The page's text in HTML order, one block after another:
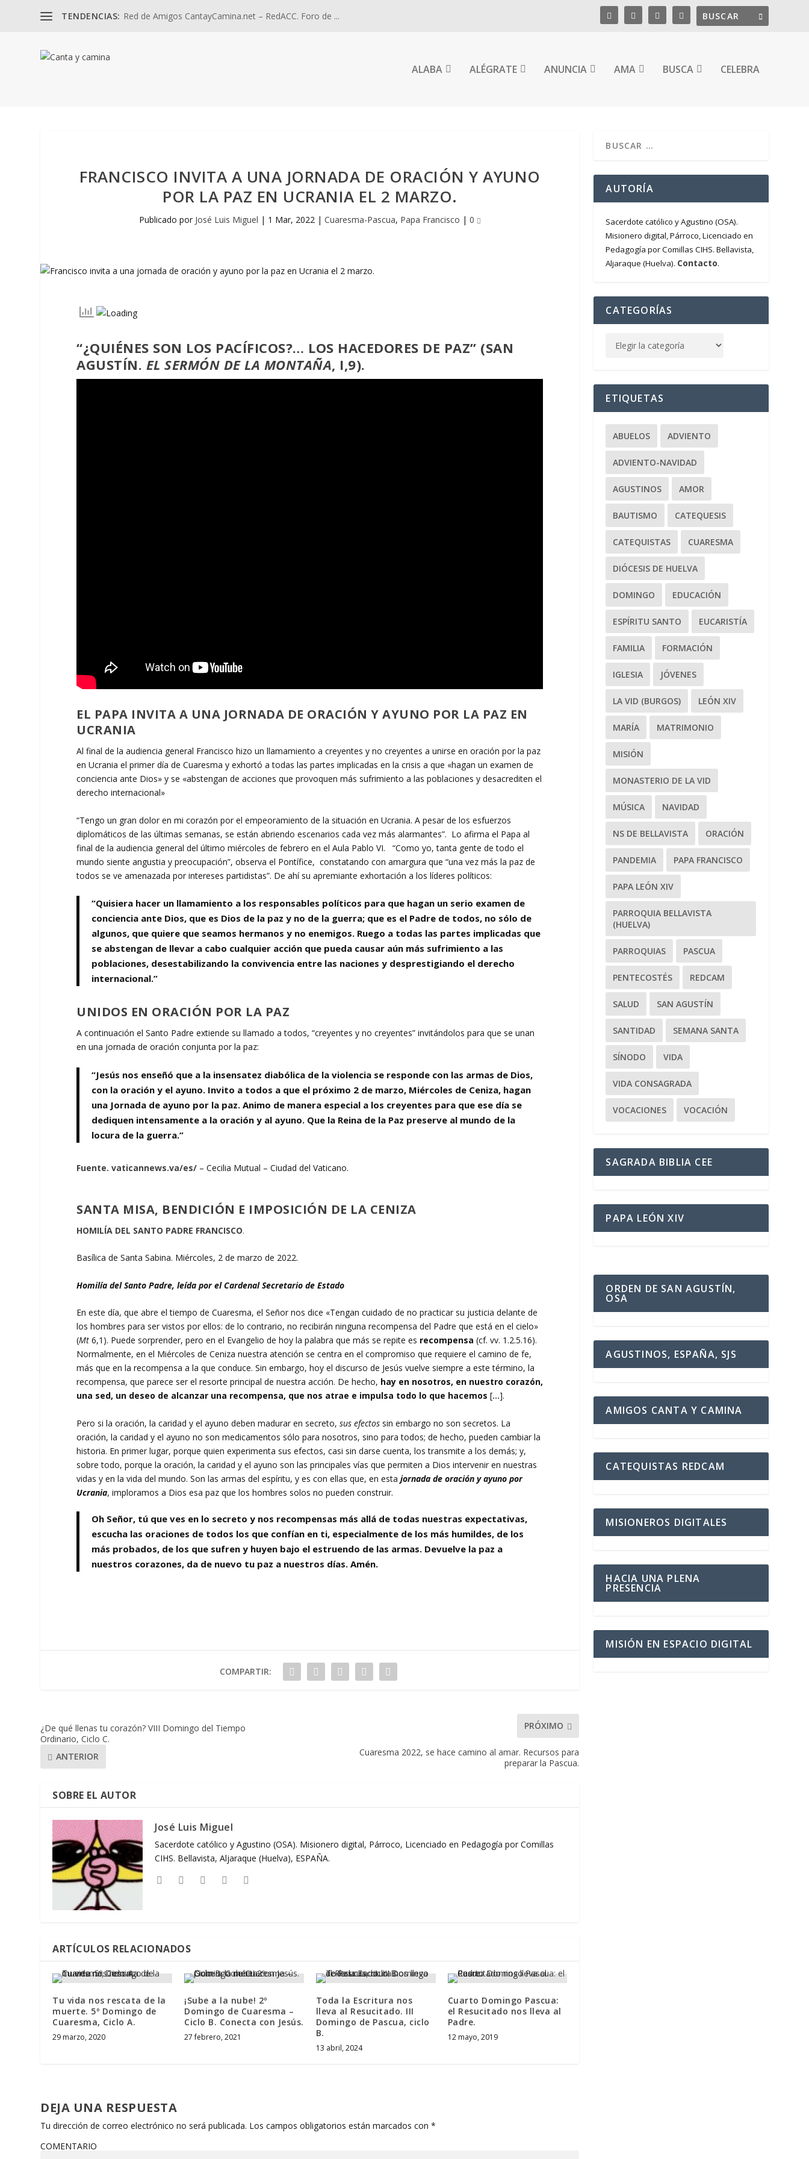
TENDENCIAS: Red de Amigos CantayCamina.net – RedACC. Foro de ...
ALABA ALÉGRATE ANUNCIA AMA BUSCA CELEBRA
FRANCISCO INVITA A UNA JORNADA DE ORACIÓN Y AYUNO
POR LA PAZ EN UCRANIA EL 2 MARZO.
Publicado por José Luis Miguel | 1 Mar, 2022| Cuaresma-Pascua, Papa Francisco | 0
“¿QUIÉNES SON LOS PACÍFICOS?… LOS HACEDORES DE PAZ” (SAN
AGUSTÍN. EL SERMÓN DE LA MONTAÑA, I,9).
EL PAPA INVITA A UNA JORNADA DE ORACIÓN Y AYUNO POR LA PAZ EN
UCRANIA
Al final de la audiencia general Francisco hizo un llamamiento a creyentes y no creyentes a unirse en oración por la paz
en Ucrania el primer día de Cuaresma y exhortó a todas las partes implicadas en la crisis a que «hagan un examen de
conciencia ante Dios» y se «abstengan de acciones que provoquen más sufrimiento a las poblaciones y desacrediten el
derecho internacional»
“Tengo un gran dolor en mi corazón por el empeoramiento de la situación en Ucrania. A pesar de los esfuerzos
diplomáticos de las últimas semanas, se están abriendo escenarios cada vez más alarmantes”. Lo afirma el Papa al
final de la audiencia general del último miércoles de febrero en el Aula Pablo VI. “Como yo, tanta gente de todo el
mundo siente angustia y preocupación”, observa el Pontífice, constatando con amargura que “una vez más la paz de
todos se ve amenazada por intereses partidistas”. De ahí su apremiante exhortación a los líderes políticos:
“Quisiera hacer un llamamiento a los responsables políticos para que hagan un serio examen de
conciencia ante Dios, que es Dios de la paz y no de la guerra; que es el Padre de todos, no sólo de
algunos, que quiere que seamos hermanos y no enemigos. Ruego a todas las partes implicadas que
se abstengan de llevar a cabo cualquier acción que pueda causar aún más sufrimiento a las
poblaciones, desestabilizando la convivencia entre las naciones y desprestigiando el derecho
internacional.”
UNIDOS EN ORACIÓN POR LA PAZ
A continuación el Santo Padre extiende su llamado a todos, “creyentes y no creyentes” invitándolos para que se unan
en una jornada de oración conjunta por la paz:
“Jesús nos enseñó que a la insensatez diabólica de la violencia se responde con las armas de Dios,
con la oración y el ayuno. Invito a todos a que el próximo 2 de marzo, Miércoles de Ceniza, hagan
una Jornada de ayuno por la paz. Animo de manera especial a los creyentes para que ese día se
dediquen intensamente a la oración y al ayuno. Que la Reina de la Paz preserve al mundo de la
locura de la guerra.”
Fuente. vaticannews.va/es/ – Cecilia Mutual – Ciudad del Vaticano.
SANTA MISA, BENDICIÓN E IMPOSICIÓN DE LA CENIZA
HOMILÍA DEL SANTO PADRE FRANCISCO.
Basílica de Santa Sabina. Miércoles, 2 de marzo de 2022.
Homilía del Santo Padre, leída por el Cardenal Secretario de Estado
En este día, que abre el tiempo de Cuaresma, el Señor nos dice «Tengan cuidado de no practicar su justicia delante de
los hombres para ser vistos por ellos: de lo contrario, no recibirán ninguna recompensa del Padre que está en el cielo»
(Mt 6,1). Puede sorprender, pero en el Evangelio de hoy la palabra que más se repite es recompensa (cf. vv. 1.2.5.16).
Normalmente, en el Miércoles de Ceniza nuestra atención se centra en el compromiso que requiere el camino de fe,
más que en la recompensa a la que conduce. Sin embargo, hoy el discurso de Jesús vuelve siempre a este término, la
recompensa, que parece ser el resorte principal de nuestra acción. De hecho, hay en nosotros, en nuestro corazón,
una sed, un deseo de alcanzar una recompensa, que nos atrae e impulsa todo lo que hacemos […].
Pero si la oración, la caridad y el ayuno deben madurar en secreto,sus efectos sin embargo no son secretos. La
oración, la caridad y el ayuno no son medicamentos sólo para nosotros, sino para todos; de hecho, pueden cambiar la
historia. En primer lugar, porque quien experimenta sus efectos, casi sin darse cuenta, los transmite a los demás; y,
sobre todo, porque la oración, la caridad y el ayuno son las principales vías que permiten a Dios intervenir en nuestras
vidas y en la vida del mundo. Son las armas del espíritu, y es con ellas que, en estajornada de oración y ayuno por
Ucrania, imploramos a Dios esa paz que los hombres solos no pueden construir.
Oh Señor, tú que ves en lo secreto y nos recompensas más allá de todas nuestras expectativas,
escucha las oraciones de todos los que confían en ti, especialmente de los más humildes, de los
más probados, de los que sufren y huyen bajo el estruendo de las armas. Devuelve la paz a
nuestros corazones, da de nuevo tu paz a nuestros días. Amén.
COMPARTIR:
¿De qué llenas tu corazón? VIII Domingo del Tiempo
Ordinario, Ciclo C.
ANTERIOR
PRÓXIMO
Cuaresma 2022, se hace camino al amar. Recursos para
preparar la Pascua.
SOBRE EL AUTOR
José Luis Miguel
Sacerdote católico y Agustino (OSA). Misionero digital, Párroco, Licenciado en Pedagogía por Comillas
CIHS. Bellavista, Aljaraque (Huelva), ESPAÑA.
ARTÍCULOS RELACIONADOS
Tu vida nos rescata de la
muerte. 5º Domingo de
Cuaresma, Ciclo A.
29 marzo, 2020
¡Sube a la nube! 2º
Domingo de Cuaresma –
Ciclo B. Conecta con Jesús.
27 febrero, 2021
Toda la Escritura nos
lleva al Resucitado. III
Domingo de Pascua, ciclo
B.
13 abril, 2024
Cuarto Domingo Pascua:
el Resucitado nos lleva al
Padre.
12 mayo, 2019
DEJA UNA RESPUESTA
Tu dirección de correo electrónico no será publicada. Los campos obligatorios están marcados con*
COMENTARIO
AUTORÍA
Sacerdote católico y Agustino (OSA).
Misionero digital, Párroco, Licenciado en
Pedagogía por Comillas CIHS. Bellavista,
Aljaraque (Huelva). Contacto.
CATEGORÍAS
ETIQUETAS
ABUELOS ADVIENTO
ADVIENTO-NAVIDAD
AGUSTINOS AMOR
BAUTISMO CATEQUESIS
CATEQUISTAS CUARESMA
DIÓCESIS DE HUELVA
DOMINGO EDUCACIÓN
ESPÍRITU SANTO EUCARISTÍA
FAMILIA FORMACIÓN
IGLESIA JÓVENES
LA VID (BURGOS) LEÓN XIV
MARÍA MATRIMONIO
MISIÓN
MONASTERIO DE LA VID
MÚSICA NAVIDAD
NS DE BELLAVISTA ORACIÓN
PANDEMIA PAPA FRANCISCO
PAPA LEÓN XIV
PARROQUIA BELLAVISTA
(HUELVA)
PARROQUIAS PASCUA
PENTECOSTÉS REDCAM
SALUD SAN AGUSTÍN
SANTIDAD SEMANA SANTA
SÍNODO VIDA
VIDA CONSAGRADA
VOCACIONES VOCACIÓN
SAGRADA BIBLIA CEE
PAPA LEÓN XIV
ORDEN DE SAN AGUSTÍN,
OSA
AGUSTINOS, ESPAÑA, SJS
AMIGOS CANTA Y CAMINA
CATEQUISTAS REDCAM
MISIONEROS DIGITALES
HACIA UNA PLENA
PRESENCIA
MISIÓN EN ESPACIO DIGITAL